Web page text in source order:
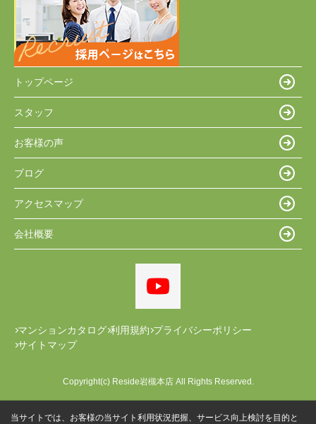
トップページ
スタッフ
お客様の声
ブログ
アクセスマップ
会社概要
マンションカタログ 利用規約 プライバシーポリシー
サイトマップ
Copyright(c) Reside岩槻本店 All Rights Reserved.
当サイトでは、お客様の当サイト利用状況把握、サービス向上検討を目的と